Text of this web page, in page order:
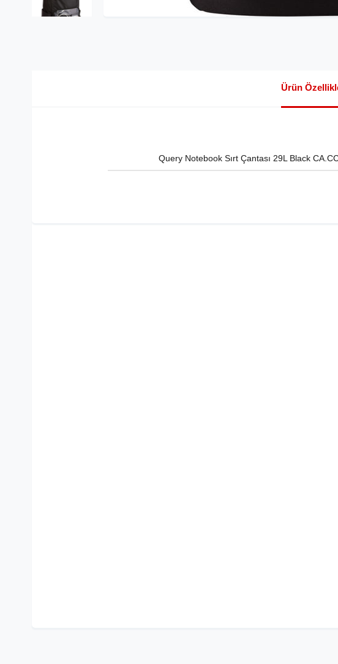
Ürün
Query Notebook Sırt Çantası 29L Black